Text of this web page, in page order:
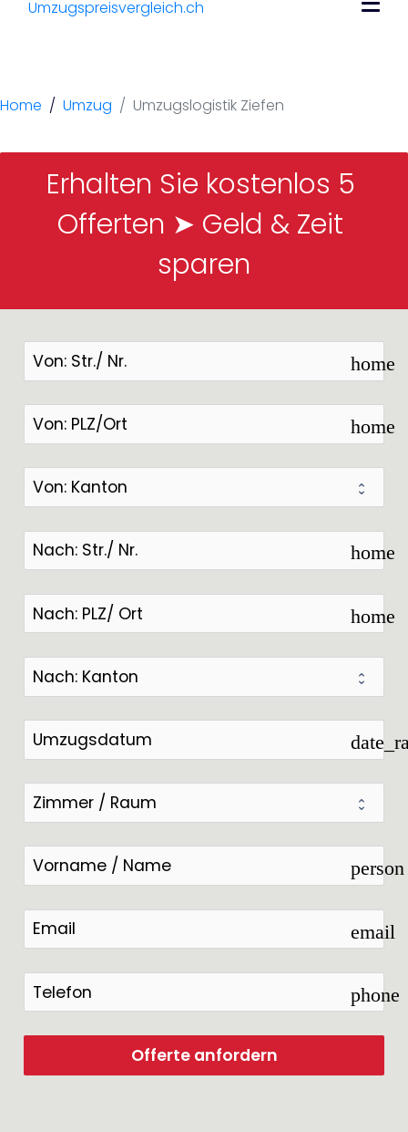
Umzugslogistik
Home Umzug Umzugslogistik Ziefen
Erhalten Sie kostenlos 5
Offerten ➤ Geld & Zeit
sparen
home
home
home
home
person
email
phone
Offerte anfordern